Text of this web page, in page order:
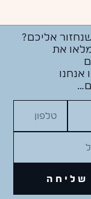
אליכם?
את
אנחנו
שליחה